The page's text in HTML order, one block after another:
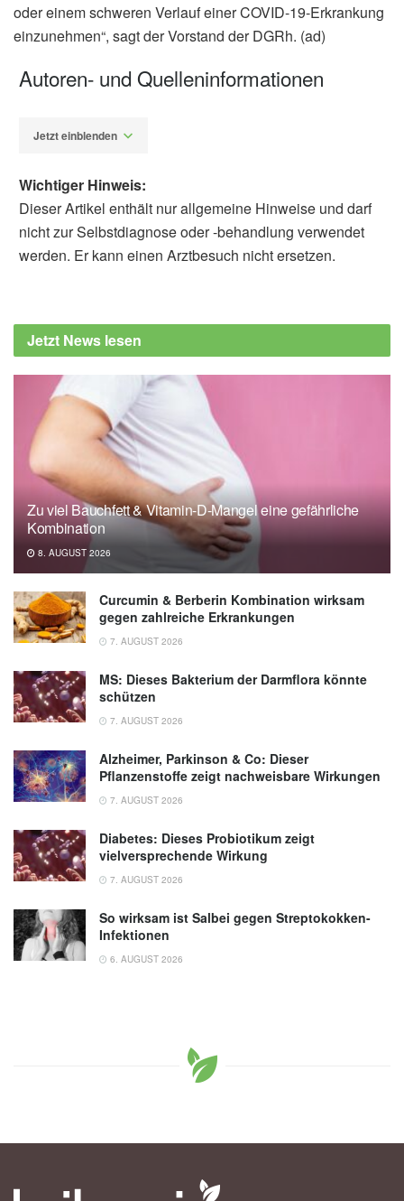
oder einem schweren Verlauf einer COVID-19-Erkrankung
einzunehmen“, sagt der Vorstand der DGRh. (ad)
Autoren- und Quelleninformationen
Jetzt einblenden
e.V. (DGRh): Neue Daten unterstreichen:
Kein Absetzen der Medikamente aus Angst
Deutsche Gesellschaft für Rheumatologie
e.V. (DGRh)
Deutsche Rheuma-Liga: Coronavirus: Infos
für Menschen mit Rheuma, (Abruf:
28.04.2020),Deutsche Rheuma-Liga
Universitätsklinikum Erlangen: Neue
Möglichkeiten für Immundiagnostik und -
therapie bei COVID-19, (Abruf: 28.04.2020),
Wichtiger Hinweis:
Dieser Artikel enthält nur allgemeine Hinweise und darf
nicht zur Selbstdiagnose oder -behandlung verwendet
werden. Er kann einen Arztbesuch nicht ersetzen.
Jetzt News lesen
Zu viel Bauchfett & Vitamin-D-Mangel eine gefährliche
Kombination
8. AUGUST 2026
Curcumin & Berberin Kombination wirksam
gegen zahlreiche Erkrankungen
7. AUGUST 2026
MS: Dieses Bakterium der Darmflora könnte
schützen
7. AUGUST 2026
Alzheimer, Parkinson & Co: Dieser
Pflanzenstoffe zeigt nachweisbare Wirkungen
7. AUGUST 2026
Diabetes: Dieses Probiotikum zeigt
vielversprechende Wirkung
7. AUGUST 2026
So wirksam ist Salbei gegen Streptokokken-
Infektionen
6. AUGUST 2026